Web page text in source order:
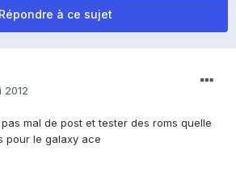
Répondre à ce sujet
2012
mal de post et tester des roms quelle
pour le galaxy ace